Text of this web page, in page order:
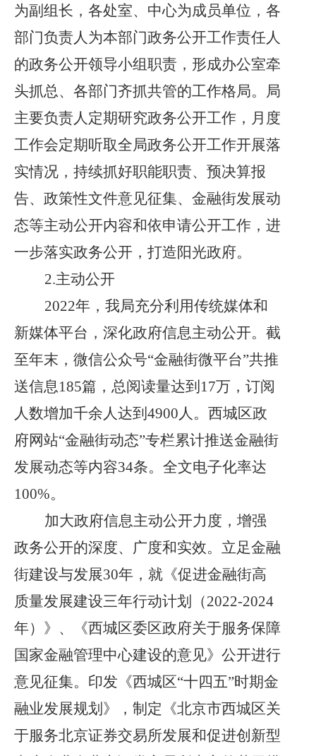
为副组长，各处室、中心为成员单位，各
部门负责人为本部门政务公开工作责任人
的政务公开领导小组职责，形成办公室牵
头抓总、各部门齐抓共管的工作格局。局
主要负责人定期研究政务公开工作，月度
工作会定期听取全局政务公开工作开展落
实情况，持续抓好职能职责、预决算报
告、政策性文件意见征集、金融街发展动
态等主动公开内容和依申请公开工作，进
一步落实政务公开，打造阳光政府。
2.主动公开
2022年，我局充分利用传统媒体和
新媒体平台，深化政府信息主动公开。截
至年末，微信公众号“金融街微平台”共推
送信息185篇，总阅读量达到 17万，订阅
人数增加千余人达到4900人。西城区政
府网站“金融街动态”专栏累计推送金融街
发展动态等内容34条。全文电子化率达
100%。
加大政府信息主动公开力度，增强
政务公开的深度、广度和实效。立足金融
街建设与发展30年，就《促进金融街高
质量发展建设三年行动计划（2022-2024
年）》、《西城区委区政府关于服务保障
国家金融管理中心建设的意见》公开进行
意见征集。印发《西城区“十四五”时期金
融业发展规划》，制定《北京市西城区关
于服务北京证券交易所发展和促进创新型